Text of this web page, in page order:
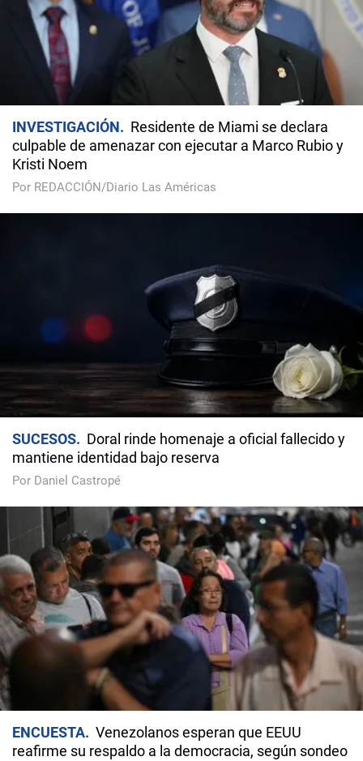
INVESTIGACIÓN
Residente de Miami se declara
culpable de amenazar con ejecutar a Marco Rubio y
Kristi Noem
Por REDACCIÓN/Diario Las Américas
SUCESOS
Doral rinde homenaje a oficial fallecido y
mantiene identidad bajo reserva
Por Daniel Castropé
ENCUESTA
Venezolanos esperan que EEUU
reafirme su respaldo a la democracia, según sondeo